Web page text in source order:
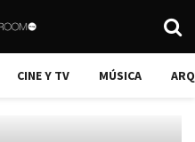
CINE Y TV MÚSICA